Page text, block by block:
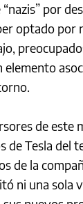
por
optado por
de este
de Tesla del
de la
ni una sola